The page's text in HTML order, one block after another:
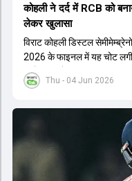
Thu - 04 Jun 2026
कोहली ने दर्द में RCB को बनाया IPL 2026 चैंप‍ियन, स्कैन में चोट को
लेकर खुलासा
विराट कोहली डिस्टल
2026 के फाइनल में यह चोट
जाते हुए भी देखा गया था.